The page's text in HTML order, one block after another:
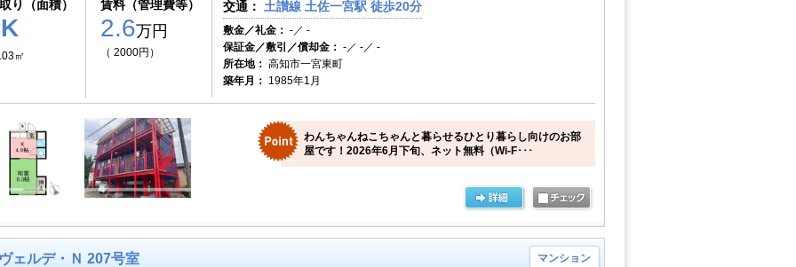
り（面積）
㎡
賃料（管理費等）
2.6万円
（ 2000円）
交通： 土讃線 土佐一宮駅 徒歩20分
敷金／礼金： -／ -
保証金／敷引／償却金： -／ -／ -
所在地： 高知市一宮東町
築年月： 1985年1月
わんちゃんねこちゃんと暮らせるひとり暮らし向けのお部
屋です！2026年6月下旬、ネット無料（Wi-F･･･
ェルデ・Ｎ 207号室 マンション